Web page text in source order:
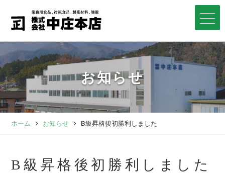
お知らせ
ホーム お知らせ B級昇格後初勝利しました
B級昇格後初勝利しました